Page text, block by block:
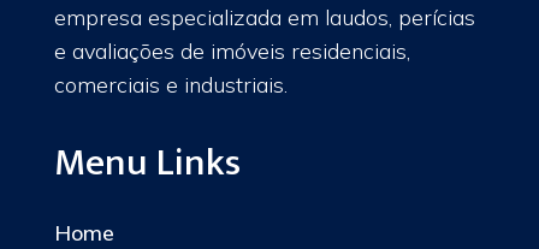
empresa especializada em laudos, perícias
e avaliações de imóveis residenciais,
comerciais e industriais.
Menu Links
Home